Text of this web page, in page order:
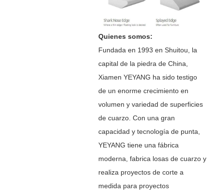
Quienes somos:
Fundada en 1993 en Shuitou, la
capital de la piedra de China,
Xiamen YEYANG ha sido testigo
de un enorme crecimiento en
volumen y variedad de superficies
de cuarzo. Con una gran
capacidad y tecnología de punta,
YEYANG tiene una fábrica
moderna, fabrica losas de cuarzo y
realiza proyectos de corte a
medida para proyectos